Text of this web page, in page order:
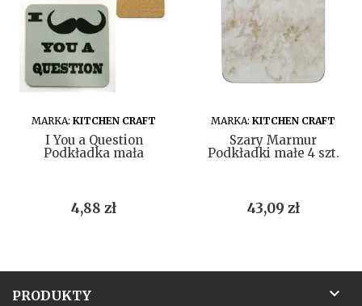
DO KOSZYKA
MARKA: KITCHEN CRAFT
I You a Question
Podkładka mała
Cena
4,88 zł
DO KOSZYKA
MARKA: KITCHEN CRAFT
Szary Marmur
Podkładki małe 4 szt.
Cena
43,09 zł
PRODUKTY 